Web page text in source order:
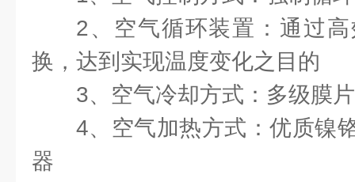
2、空气循环装置：通过
换，达到实现温度变化之目的
3、空气冷却方式：多级膜
4、空气加热方式：优质镍
器